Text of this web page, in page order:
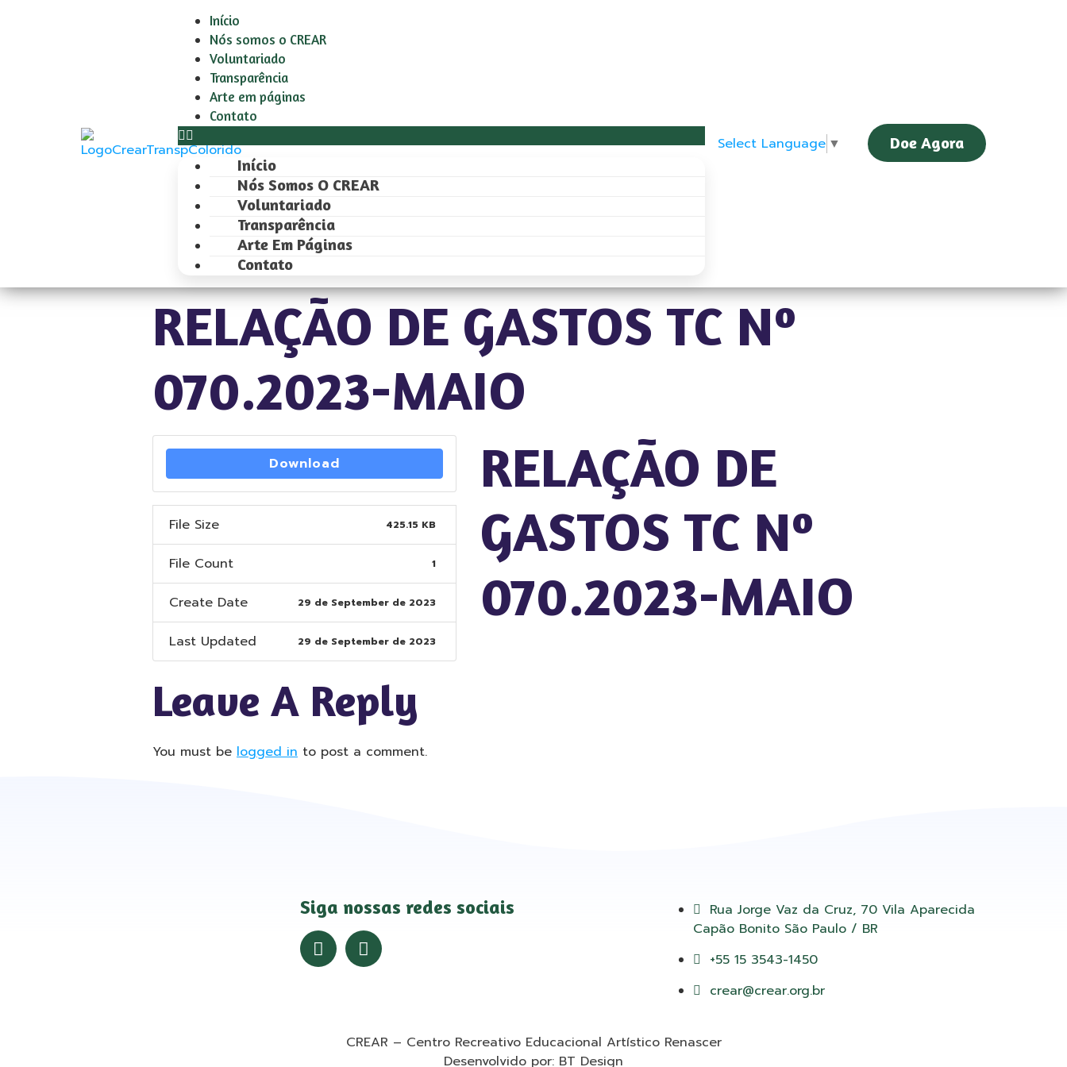
Início
Nós somos o CREAR
Voluntariado
Transparência
Arte em páginas
Contato
Início
Nós Somos O CREAR
Voluntariado
Transparência
Arte Em Páginas
Contato
Select Language ▼ Doe Agora
RELAÇÃO DE GASTOS TC Nº
070.2023-MAIO
Download
File Size 425.15 KB
File Count 1
Create Date 29 de September de 2023
Last Updated 29 de September de 2023
RELAÇÃO DE
GASTOS TC Nº
070.2023-MAIO
Leave A Reply
You must be logged in to post a comment.
Siga nossas redes sociais
Rua Jorge Vaz da Cruz, 70 Vila Aparecida
Capão Bonito São Paulo / BR
+55 15 3543-1450
crear@crear.org.br
CREAR – Centro Recreativo Educacional Artístico Renascer
Desenvolvido por: BT Design